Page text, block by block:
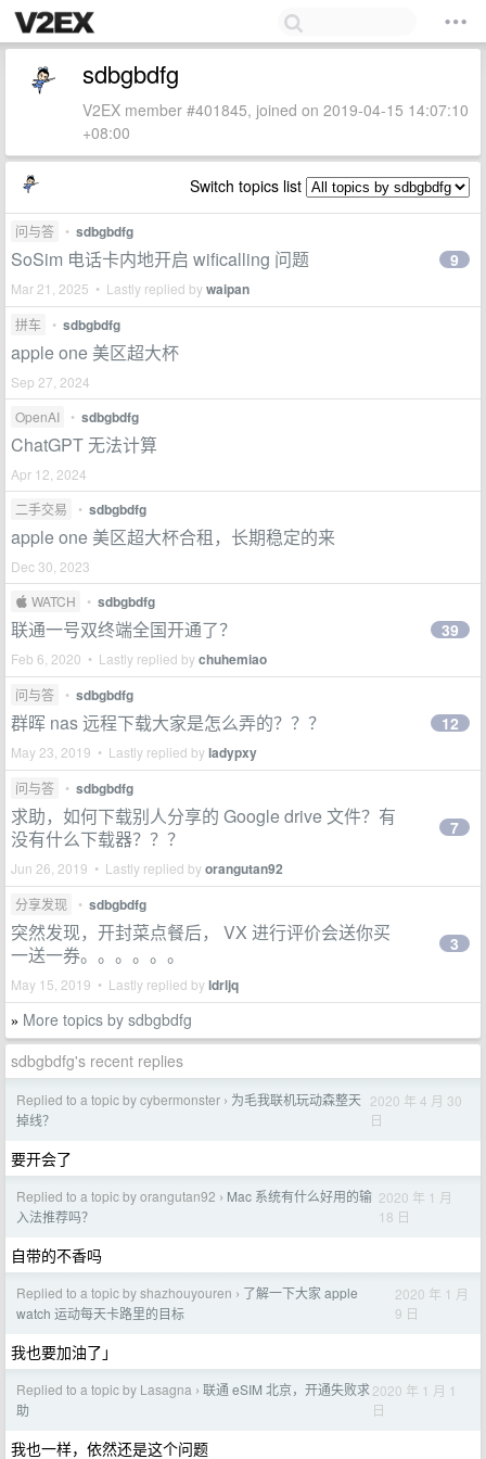
sdbgbdfg
V2EX member #401845, joined on 2019-04-15 14:07:10
+08:00
Switch topics list
问与答 • sdbgbdfg
SoSim 电话卡内地开启 wificalling 问题
Mar 21, 2025 • Lastly replied bywaipan
9
拼车 • sdbgbdfg
apple one 美区超大杯
Sep 27, 2024
OpenAI
• sdbgbdfg
ChatGPT 无法计算
Apr 12, 2024
二手交易
• sdbgbdfg
apple one 美区超大杯合租，长期稳定的来
Dec 30, 2023
 WATCH
• sdbgbdfg
联通一号双终端全国开通了？
Feb 6, 2020 • Lastly replied bychuhemiao
39
问与答 • sdbgbdfg
群晖 nas 远程下载大家是怎么弄的？？？
May 23, 2019 • Lastly replied byladypxy
12
问与答 • sdbgbdfg
求助，如何下载别人分享的 Google drive 文件？有
没有什么下载器？？？
Jun 26, 2019 • Lastly replied byorangutan92
7
分享发现 • sdbgbdfg
突然发现，开封菜点餐后， VX 进行评价会送你买
一送一券。。。。。。
May 15, 2019 • Lastly replied byldrljq
3
» More topics by sdbgbdfg
sdbgbdfg's recent replies
Replied to a topic by cybermonster › 为毛我联机玩动森整天
掉线？
2020 年 4 月 30
日
要开会了
Replied to a topic by orangutan92 › Mac 系统有什么好用的输
入法推荐吗？
2020 年 1 月
18 日
自带的不香吗
Replied to a topic by shazhouyouren › 了解一下大家 apple
watch 运动每天卡路里的目标
2020 年 1 月
9 日
我也要加油了」
Replied to a topic by Lasagna › 联通 eSIM 北京，开通失败求
助
2020 年 1 月 1
日
我也一样，依然还是这个问题